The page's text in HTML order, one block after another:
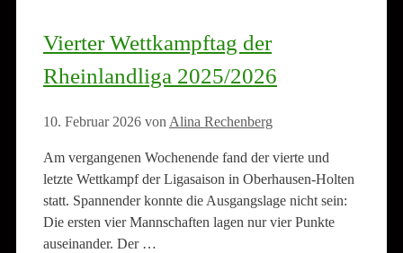
Vierter Wettkampftag der
Rheinlandliga 2025/2026
10. Februar 2026 von Alina Rechenberg
Am vergangenen Wochenende fand der vierte und
letzte Wettkampf der Ligasaison in Oberhausen-Holten
statt. Spannender konnte die Ausgangslage nicht sein:
Die ersten vier Mannschaften lagen nur vier Punkte
auseinander. Der …